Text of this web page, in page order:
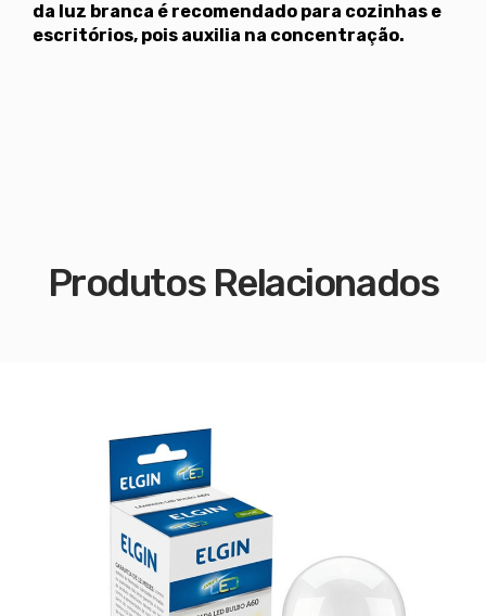
da luz branca é recomendado para cozinhas e
escritórios, pois auxilia na concentração.
Produtos Relacionados